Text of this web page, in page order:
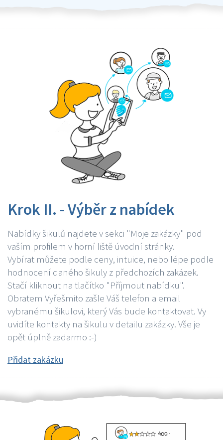
Krok II. - Výběr z nabídek
Nabídky šikulů najdete v sekci "Moje zakázky" pod
vaším profilem v horní liště úvodní stránky.
Vybírat můžete podle ceny, intuice, nebo lépe podle
hodnocení daného šikuly z předchozích zakázek.
Stačí kliknout na tlačítko "Příjmout nabídku".
Obratem Vyřešmito zašle Váš telefon a email
vybranému šikulovi, který Vás bude kontaktovat. Vy
uvidíte kontakty na šikulu v detailu zakázky. Vše je
opět úplně zadarmo :-)
Přidat zakázku